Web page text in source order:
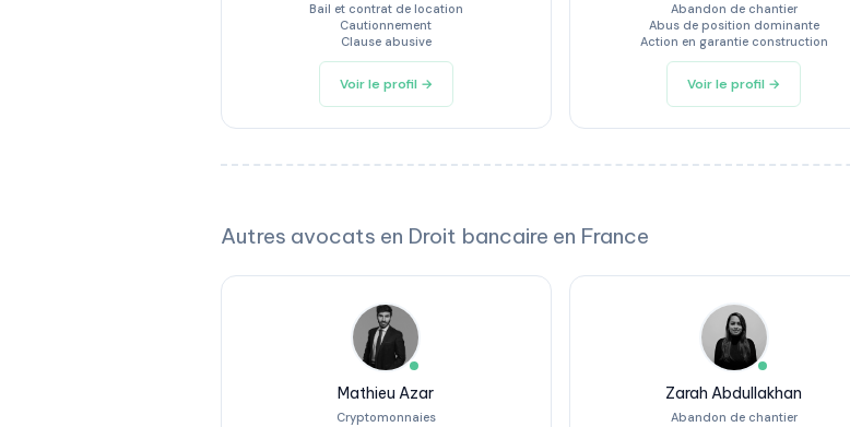
Bail et contrat de location
Cautionnement
Clause abusive
Voir le profil →
Abandon de chantier
Abus de position dominante
Action en garantie construction
Voir le profil →
Autres avocats en Droit bancaire en France
Mathieu Azar
Cryptomonnaies
Zarah Abdullakhan
Abandon de chantier